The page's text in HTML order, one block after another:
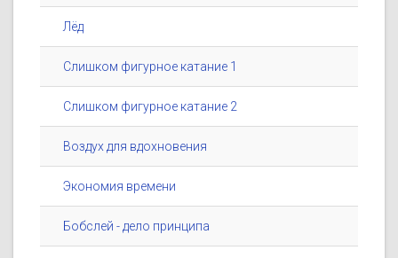
Лёд
Слишком фигурное катание 1
Слишком фигурное катание 2
Воздух для вдохновения
Экономия времени
Бобслей - дело принципа